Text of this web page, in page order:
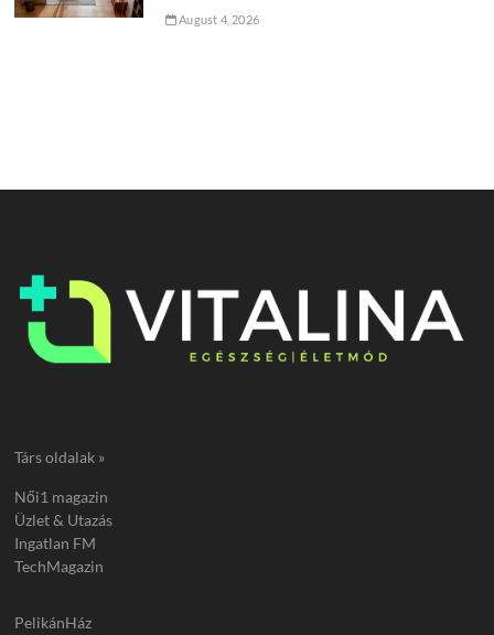
August 4, 2026
Társ oldalak »
Női1 magazin
Üzlet & Utazás
Ingatlan FM
TechMagazin
PelikánHáz